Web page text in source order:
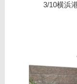
3/10横浜港